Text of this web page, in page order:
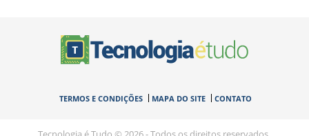
TERMOS E CONDIÇÕES MAPA DO SITE CONTATO